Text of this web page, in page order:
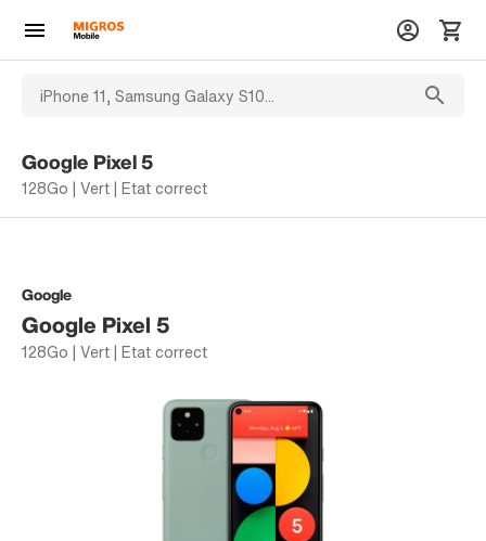
Google Pixel 5
128Go | Vert | Etat correct
Google
Google Pixel 5
128Go | Vert | Etat correct